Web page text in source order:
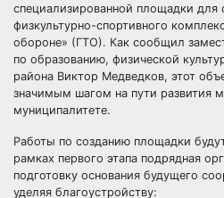
специализированной площадки для
физкультурно-спортивного
обороне» (ГТО). Как сообщил
по образованию, физической
района Виктор Медведков, этот
значимым шагом на пути развития
муниципалитете.
Работы по созданию площадки
рамках первого этапа подрядная
подготовку основания будущего
уделяя благоустройству: